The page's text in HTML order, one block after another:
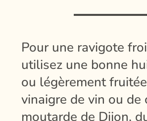
Pour une ravigote
utilisez une bonne
ou légèrement
vinaigre de vin ou de
moutarde de Dijon,